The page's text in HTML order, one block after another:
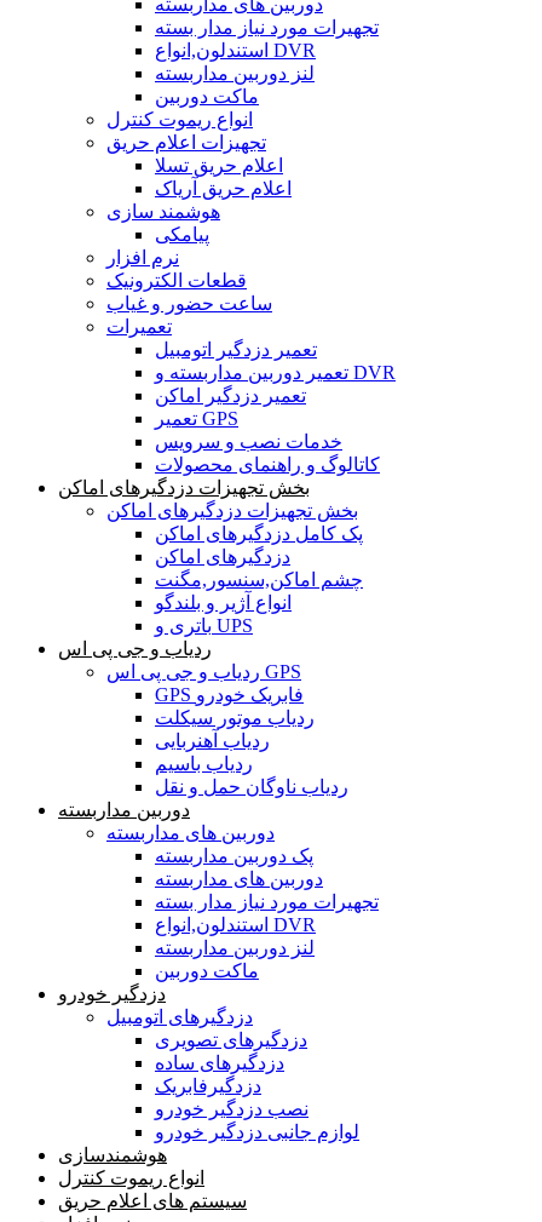
دوربین های مداربسته
تجهیرات مورد نیاز مدار بسته
استندلون,انواع DVR
لنز دوربین مداربسته
ماکت دوربین
انواع ریموت کنترل
تجهیزات اعلام حریق
اعلام حریق تسلا
اعلام حریق آریاک
هوشمند سازی
پیامکی
نرم افزار
قطعات الکترونیک
ساعت حضور و غیاب
تعمیرات
تعمیر دزدگیر اتومبیل
تعمیر دوربین مداربسته و DVR
تعمیر دزدگیر اماکن
تعمیر GPS
خدمات نصب و سرویس
کاتالوگ و راهنمای محصولات
بخش تجهیزات دزدگیرهای اماکن
بخش تجهیزات دزدگیرهای اماکن
پک کامل دزدگیرهای اماکن
دزدگیرهای اماکن
چشم اماکن,سنسور,مگنت
انواع آژیر و بلندگو
باتری و UPS
ردیاب و جی پی اس
ردیاب و جی پی اس GPS
GPS فابریک خودرو
ردیاب موتور سیکلت
ردیاب آهنربایی
ردیاب باسیم
ردیاب ناوگان حمل و نقل
دوربین مداربسته
دوربین های مداربسته
پک دوربین مداربسته
دوربین های مداربسته
تجهیرات مورد نیاز مدار بسته
استندلون,انواع DVR
لنز دوربین مداربسته
ماکت دوربین
دزدگیر خودرو
دزدگیرهای اتومبیل
دزدگیرهای تصویری
دزدگیرهای ساده
دزدگیرفابریک
نصب دزدگیر خودرو
لوازم جانبی دزدگیر خودرو
هوشمندسازی
انواع ریموت کنترل
سیستم های اعلام حریق